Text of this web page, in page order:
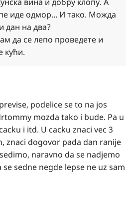
иде одмор... И тако. Можда
дан на два?
да се лепо проведете и
кући.
podelice se to na jos
mozda tako i bude. Pa u
i itd. U cacku znaci vec 3
znaci dogovor pada dan ranije
naravno da se nadjemo
sedne negde lepse ne uz sam